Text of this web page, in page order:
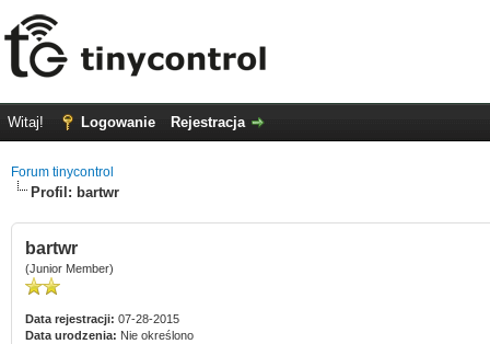
Witaj! Logowanie Rejestracja
Forum tinycontrol
Profil: bartwr
bartwr
(Junior Member)
Data rejestracji: 07-28-2015
Data urodzenia: Nie określono